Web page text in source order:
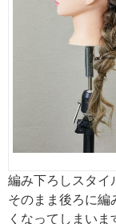
編み下ろしスタイ
そのまま後ろに編
くなってしまい